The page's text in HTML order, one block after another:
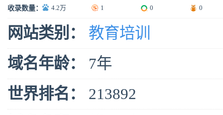
收录数量： 4.2万 1 0 0
网站类别：
教育培训
域名年龄：
7年
世界排名：
213892